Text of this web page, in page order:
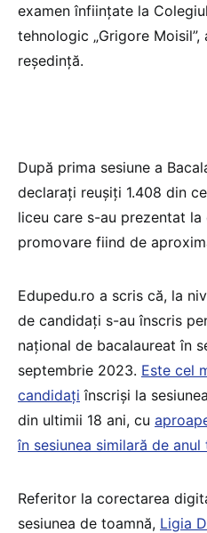
examen înfiinţate la
tehnologic „Grigore
reşedinţă.
După prima sesiune a
declaraţi reuşiţi 1.408 din
liceu care s-au prezentat
promovare fiind de
Edupedu.ro a scris că, la
de candidați s-au înscris
național de bacalaureat în
septembrie 2023. Este cel
candidați înscriși la
din ultimii 18 ani, cu
în sesiunea similară de
Referitor la corectarea
sesiunea de toamnă, Ligia